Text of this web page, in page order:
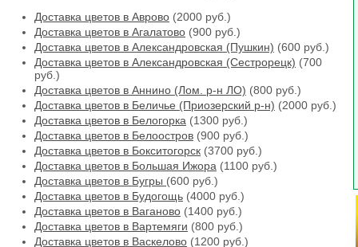
Доставка цветов в Аврово (2000 руб.)
Доставка цветов в Агалатово (900 руб.)
Доставка цветов в Александровская (Пушкин) (600 руб.)
Доставка цветов в Александровская (Сестрорецк) (700
руб.)
Доставка цветов в Аннино (Лом. р-н ЛО) (800 руб.)
Доставка цветов в Беличье (Приозерский р-н) (2000 руб.)
Доставка цветов в Белогорка (1300 руб.)
Доставка цветов в Белоостров (900 руб.)
Доставка цветов в Бокситогорск (3700 руб.)
Доставка цветов в Большая Ижора (1100 руб.)
Доставка цветов в Бугры (600 руб.)
Доставка цветов в Будогощь (4000 руб.)
Доставка цветов в Ваганово (1400 руб.)
Доставка цветов в Вартемяги (800 руб.)
Доставка цветов в Васкелово (1200 руб.)